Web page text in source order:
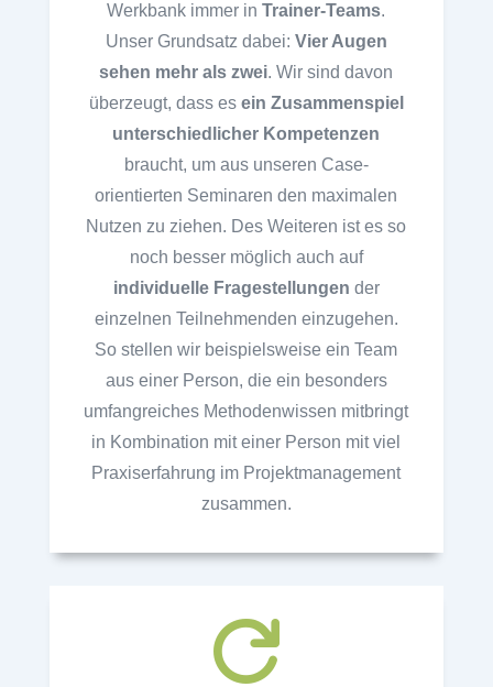
Werkbank immer inTrainer-Teams.
Unser Grundsatz dabei: Vier Augen
sehen mehr als zwei. Wir sind davon
überzeugt, dass es ein Zusammenspiel
unterschiedlicher Kompetenzen
braucht, um aus unseren Case-
orientierten Seminaren den maximalen
Nutzen zu ziehen. Des Weiteren ist es so
noch besser möglich auch auf
individuelle Fragestellungen der
einzelnen Teilnehmenden einzugehen.
So stellen wir beispielsweise ein Team
aus einer Person, die ein besonders
umfangreiches Methodenwissen mitbringt
in Kombination mit einer Person mit viel
Praxiserfahrung im Projektmanagement
zusammen.
